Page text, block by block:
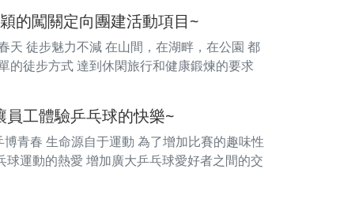
的闖關定向團建活動項目~
天 徒步魅力不減 在山間，在湖畔，在公園 都
的徒步方式 達到休閑旅行和健康鍛煉的要求
工體驗乒乓球的快樂~
青春 生命源自于運動 為了增加比賽的趣味性
運動的熱愛 增加廣大乒乓球愛好者之間的交